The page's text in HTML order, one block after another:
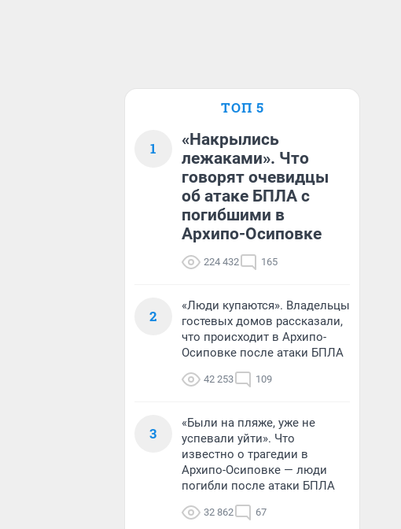
ТОП 5
1
«Накрылись
лежаками». Что
говорят очевидцы
об атаке БПЛА с
погибшими в
Архипо-Осиповке
224 432 165
2
«Люди купаются». Владельцы
гостевых домов рассказали,
что происходит в Архипо-
Осиповке после атаки БПЛА
42 253 109
3
«Были на пляже, уже не
успевали уйти». Что
известно о трагедии в
Архипо-Осиповке — люди
погибли после атаки БПЛА
32 862 67